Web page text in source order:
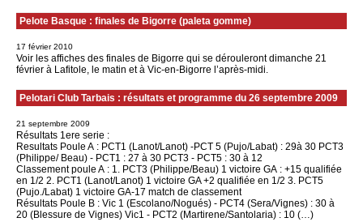
Pelote Basque : finales de Bigorre (paleta gomme)
17 février 2010
Voir les affiches des finales de Bigorre qui se dérouleront dimanche 21
février à Lafitole, le matin et à Vic-en-Bigorre l’après-midi.
Pelotari Club Tarbais : résultats et programme du 26 septembre 2009
21 septembre 2009
Résultats 1ere serie :
Resultats Poule A : PCT1 (Lanot/Lanot) -PCT 5 (Pujo/Labat) : 29à 30 PCT3
(Philippe/ Beau) - PCT1 : 27 à 30 PCT3 - PCT5 : 30 à 12
Classement poule A : 1. PCT3 (Philippe/Beau) 1 victoire GA : +15 qualifiée
en 1/2 2. PCT1 (Lanot/Lanot) 1 victoire GA +2 qualifiée en 1/2 3. PCT5
(Pujo./Labat) 1 victoire GA-17 match de classement
Résultats Poule B : Vic 1 (Escolano/Nogués) - PCT4 (Sera/Vignes) : 30 à
20 (Blessure de Vignes) Vic1 - PCT2 (Martirene/Santolaria) : 10 (…)